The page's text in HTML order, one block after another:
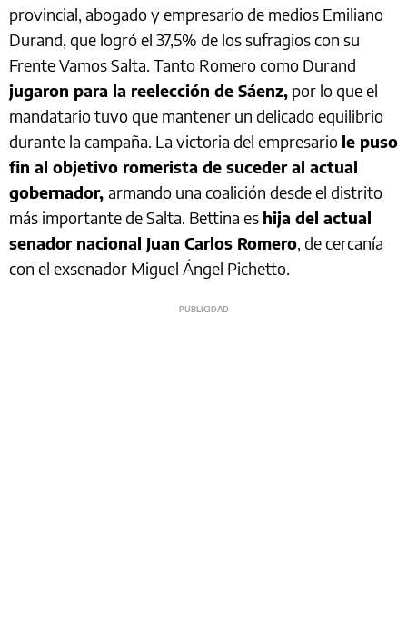
provincial, abogado y empresario de medios Emiliano
Durand, que logró el 37,5% de los sufragios con su
Frente Vamos Salta. Tanto Romero como Durand
jugaron para la reelección de Sáenz, por lo que el
mandatario tuvo que mantener un delicado equilibrio
durante la campaña. La victoria del empresario le puso
fin al objetivo romerista de suceder al actual
gobernador, armando una coalición desde el distrito
más importante de Salta. Bettina es hija del actual
senador nacional Juan Carlos Romero, de cercanía
con el exsenador Miguel Ángel Pichetto.